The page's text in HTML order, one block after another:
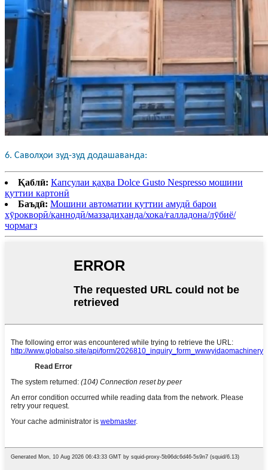
6. Саволҳои зуд-зуд додашаванда:
Қаблӣ: Капсулаи қаҳва Dolce Gusto Nespresso мошини
қуттии картонӣ
Баъдӣ: Мошини автоматии қуттии амудӣ барои
хӯрокворӣ/қаннодӣ/маззадиҳанда/хока/ғалладона/лӯбиё/
чормағз